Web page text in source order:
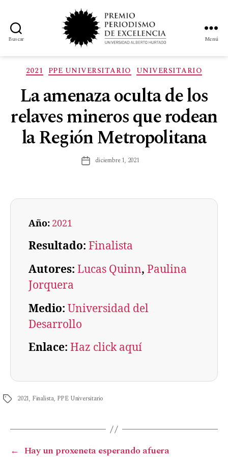
Buscar Menú
2021 PPE UNIVERSITARIO UNIVERSITARIO
La amenaza oculta de los
relaves mineros que rodean
la Región Metropolitana
diciembre 1, 2021
Año: 2021
Resultado: Finalista
Autores: Lucas Quinn, Paulina
Jorquera
Medio: Universidad del
Desarrollo
Enlace: Haz click aquí
2021, Finalista, PPE Universitario
← Hay un proxeneta esperando afuera